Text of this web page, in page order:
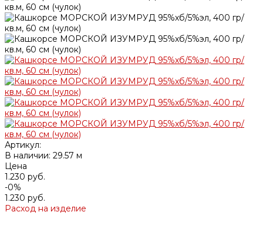
Артикул:
В наличии: 29.57 м
Цена
1.230 руб.
-0%
1.230 руб.
Расход на изделие